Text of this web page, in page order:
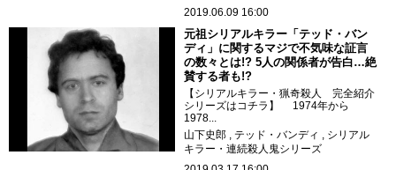
2019.06.09 16:00
元祖シリアルキラー「テッド・バン
ディ」に関するマジで不気味な証言
の数々とは!? 5人の関係者が告白…絶
賛する者も!?
【シリアルキラー・猟奇殺人 完全紹介
シリーズはコチラ】 1974年から
1978...
山下史郎
テッド・バンディ
シリアル
キラー・連続殺人鬼シリーズ